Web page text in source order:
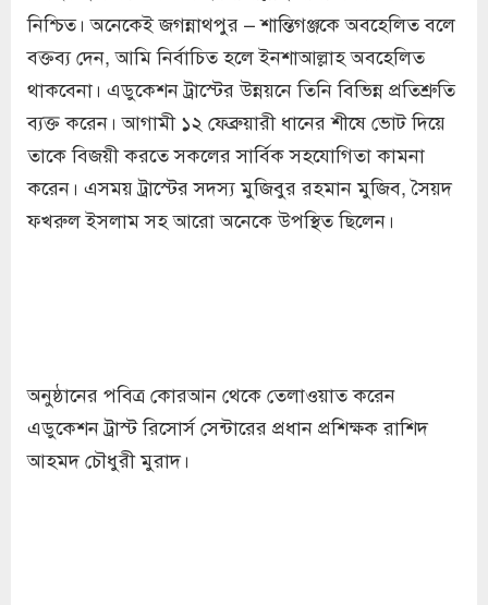
নিশ্চিত। অনেকেই জগন্নাথপুর – শান্তিগঞ্জকে অবহেলিত বলে
বক্তব্য দেন, আমি নির্বাচিত হলে ইনশাআল্লাহ অবহেলিত
থাকবেনা। এডুকেশন ট্রাস্টের উন্নয়নে তিনি বিভিন্ন প্রতিশ্রুতি
ব্যক্ত করেন। আগামী ১২ ফেব্রুয়ারী ধানের শীষে ভোট দিয়ে
তাকে বিজয়ী করতে সকলের সার্বিক সহযোগিতা কামনা
করেন। এসময় ট্রাস্টের সদস্য মুজিবুর রহমান মুজিব, সৈয়দ
ফখরুল ইসলাম সহ আরো অনেকে উপস্থিত ছিলেন।
অনুষ্ঠানের পবিত্র কোরআন থেকে তেলাওয়াত করেন
এডুকেশন ট্রাস্ট রিসোর্স সেন্টারের প্রধান প্রশিক্ষক রাশিদ
আহমদ চৌধুরী মুরাদ।